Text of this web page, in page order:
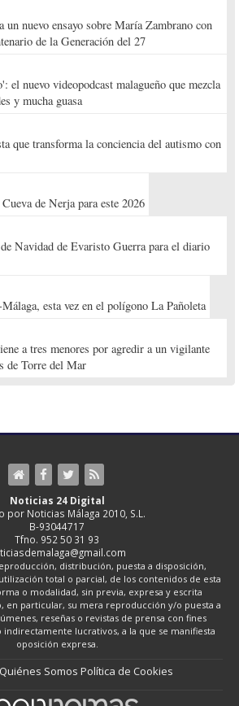
un nuevo ensayo sobre María Zambrano con
de la Generación del 27
el nuevo videopodcast malagueño que mezcla
y mucha guasa
que transforma la conciencia del autismo con
de Nerja para este 2026
Navidad de Evaristo Guerra para el diario
esta vez en el polígono La Pañoleta
a tres menores por agredir a un vigilante
de Torre del Mar
Noticias 24 Digital
por Noticias Málaga 2010, S.L.
B-93044717
Tfno. 952 50 31 93
distribución, puesta a disposición,
total o parcial, de los contenidos de esta
o modalidad, sin previa, expresa y escrita
en particular, su mera reproducción y/o puesta a
reseñas o revistas de prensa con fines
lucrativos, a la que se manifiesta
oposición expresa.
Quiénes Somos Política de Cookies